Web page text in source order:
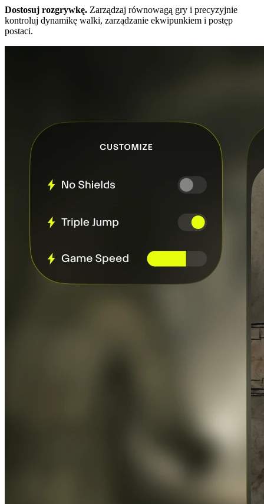
Dostosuj rozgrywkę. Zarządzaj równowagą gry i precyzyjnie
kontroluj dynamikę walki, zarządzanie ekwipunkiem i postęp
postaci.